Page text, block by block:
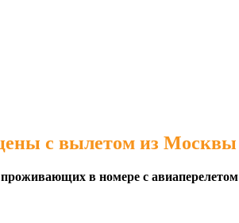
с вылетом из Москвы
в номере с авиаперелетом